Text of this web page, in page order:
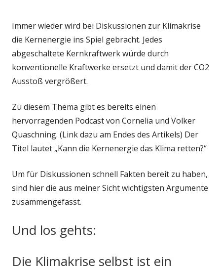
Immer wieder wird bei Diskussionen zur Klimakrise
die Kernenergie ins Spiel gebracht. Jedes
abgeschaltete Kernkraftwerk würde durch
konventionelle Kraftwerke ersetzt und damit der CO2
Ausstoß vergrößert.
Zu diesem Thema gibt es bereits einen
hervorragenden Podcast von Cornelia und Volker
Quaschning. (Link dazu am Endes des Artikels) Der
Titel lautet „Kann die Kernenergie das Klima retten?“
Um für Diskussionen schnell Fakten bereit zu haben,
sind hier die aus meiner Sicht wichtigsten Argumente
zusammengefasst.
Und los gehts:
Die Klimakrise selbst ist ein